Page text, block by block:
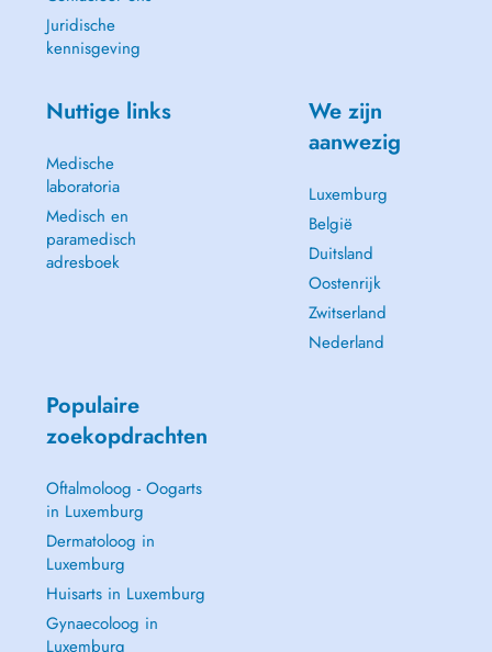
Juridische
kennisgeving
Nuttige links
Medische
laboratoria
Medisch en
paramedisch
adresboek
We zijn
aanwezig
Luxemburg
België
Duitsland
Oostenrijk
Zwitserland
Nederland
Populaire
zoekopdrachten
Oftalmoloog - Oogarts
in Luxemburg
Dermatoloog in
Luxemburg
Huisarts in Luxemburg
Gynaecoloog in
Luxemburg